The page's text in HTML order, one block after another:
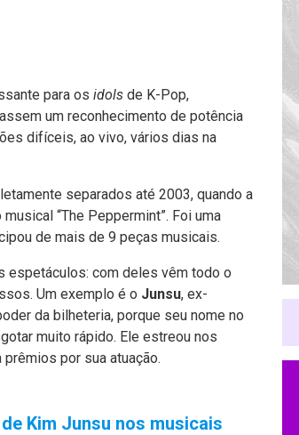
para os idols de K-Pop,
um reconhecimento de potência
difíceis, ao vivo, vários dias na
separados até 2003, quando a
“The Peppermint”. Foi uma
de mais de 9 peças musicais.
espetáculos: com deles vêm todo o
Um exemplo é o Junsu, ex-
da bilheteria, porque seu nome no
muito rápido. Ele estreou nos
por sua atuação.
Kim Junsu nos musicais